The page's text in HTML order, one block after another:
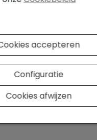
villa met
de Costa Blanca...
accepteren
Configuratie
Cookies afwijzen